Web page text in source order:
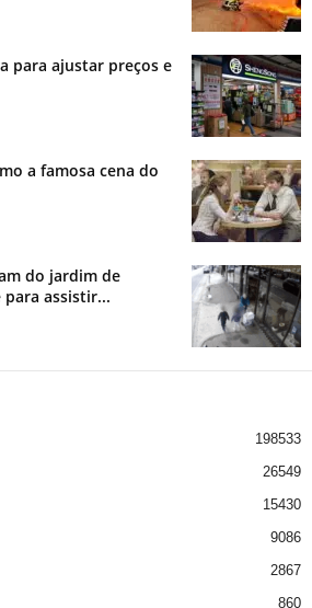
para ajustar preços e
a famosa cena do
do jardim de
assistir...
198533
26549
15430
9086
2867
860